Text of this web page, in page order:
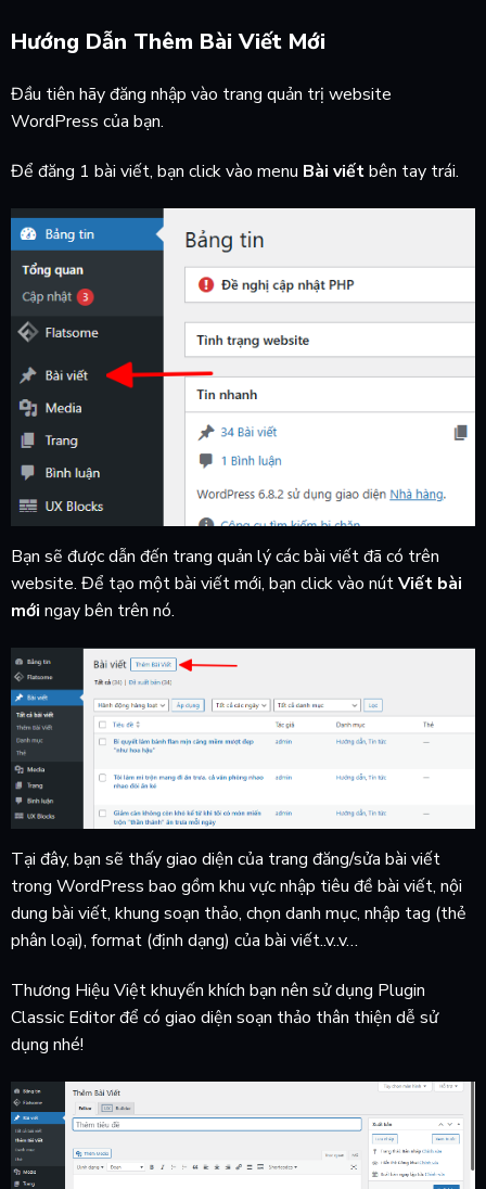
Hướng Dẫn Thêm Bài Viết Mới
Đầu tiên hãy đăng nhập vào trang quản trị website
WordPress của bạn.
Để đăng 1 bài viết, bạn click vào menu Bài viếtbên tay trái.
Bạn sẽ được dẫn đến trang quản lý các bài viết đã có trên
website. Để tạo một bài viết mới, bạn click vào nútViết bài
mới ngay bên trên nó.
Tại đây, bạn sẽ thấy giao diện của trang đăng/sửa bài viết
trong WordPress bao gồm khu vực nhập tiêu đề bài viết, nội
dung bài viết, khung soạn thảo, chọn danh mục, nhập tag (thẻ
phân loại), format (định dạng) của bài viết..v..v…
Thương Hiệu Việt khuyến khích bạn nên sử dụng Plugin
Classic Editor để có giao diện soạn thảo thân thiện dễ sử
dụng nhé!